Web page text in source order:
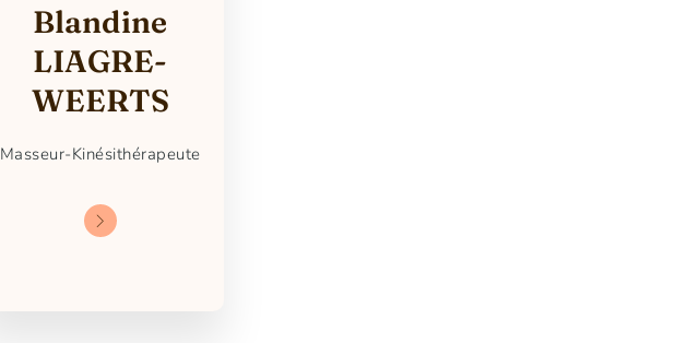
Blandine
LIAGRE-
WEERTS
Masseur-Kinésithérapeute